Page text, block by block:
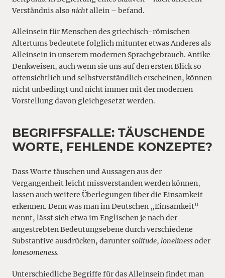
Verständnis also nichtallein – befand.
Alleinsein für Menschen des griechisch-römischen
Altertums bedeutete folglich mitunter etwas Anderes als
Alleinsein in unserem modernen Sprachgebrauch. Antike
Denkweisen, auch wenn sie uns auf den ersten Blick so
offensichtlich und selbstverständlich erscheinen, können
nicht unbedingt und nicht immer mit der modernen
Vorstellung davon gleichgesetzt werden.
BEGRIFFSFALLE: TÄUSCHENDE
WORTE, FEHLENDE KONZEPTE?
Dass Worte täuschen und Aussagen aus der
Vergangenheit leicht missverstanden werden können,
lassen auch weitere Überlegungen über die Einsamkeit
erkennen. Denn was man im Deutschen „Einsamkeit“
nennt, lässt sich etwa im Englischen je nach der
angestrebten Bedeutungsebene durch verschiedene
Substantive ausdrücken, daruntersolitude, lonelinessoder
lonesomeness.
Unterschiedliche Begriffe für das Alleinsein findet man